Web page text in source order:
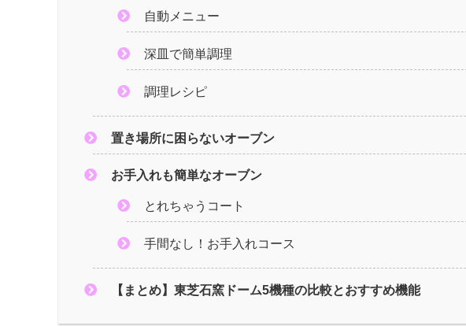
自動メニュー
深皿で簡単調理
調理レシピ
置き場所に困らないオーブン
お手入れも簡単なオーブン
とれちゃうコート
手間なし！お手入れコース
【まとめ】東芝石窯ドーム5機種の比較とおすすめ機能